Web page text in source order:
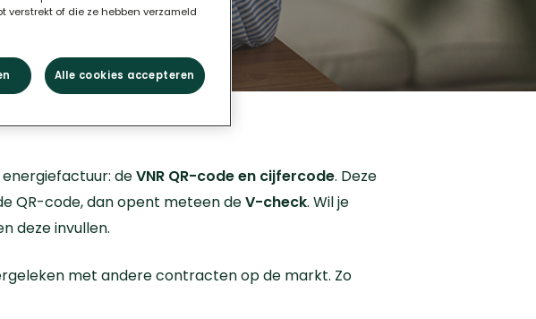
deVNR QR-code en cijfercode. Deze
QR-code, dan opent meteen deV-check. Wil je
deze invullen.
met andere contracten op de markt. Zo
of die ze hebben verzameld
Alle cookies accepteren